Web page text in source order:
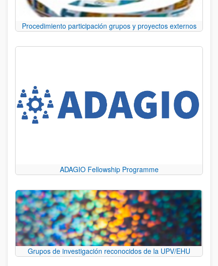
Procedimiento participación grupos y proyectos externos
ADAGIO Fellowship Programme
Grupos de investigación reconocidos de la UPV/EHU